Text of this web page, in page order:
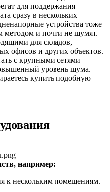
для поддержания
сразу в нескольких
устройства тоже
методом и почти не шумят.
для складов,
офисов и других объектов.
с крупными сетями
уровень шума.
купить подобную
например:
к нескольким помещениям.